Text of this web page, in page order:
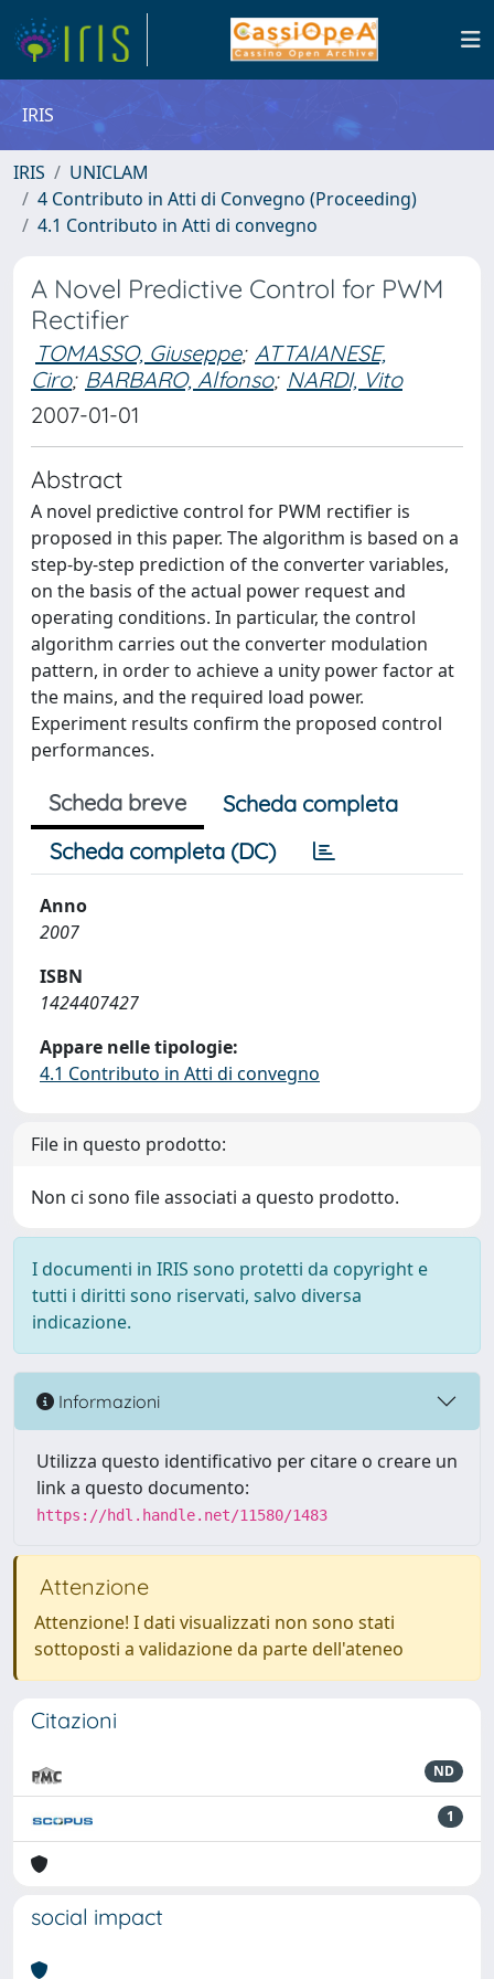
IRIS
IRIS
UNICLAM
4 Contributo in Atti di Convegno (Proceeding)
4.1 Contributo in Atti di convegno
A Novel Predictive Control for PWM
Rectifier
TOMASSO, Giuseppe; ATTAIANESE,
Ciro; BARBARO, Alfonso; NARDI, Vito
2007-01-01
Abstract
A novel predictive control for PWM rectifier is
proposed in this paper. The algorithm is based on a
step-by-step prediction of the converter variables,
on the basis of the actual power request and
operating conditions. In particular, the control
algorithm carries out the converter modulation
pattern, in order to achieve a unity power factor at
the mains, and the required load power.
Experiment results confirm the proposed control
performances.
Scheda breve
Scheda completa
Scheda completa (DC)
Anno
2007
ISBN
1424407427
Appare nelle tipologie:
4.1 Contributo in Atti di convegno
File in questo prodotto:
Non ci sono file associati a questo prodotto.
I documenti in IRIS sono protetti da copyright e
tutti i diritti sono riservati, salvo diversa
indicazione.
Informazioni
Utilizza questo identificativo per citare o creare un
link a questo documento:
https://hdl.handle.net/11580/1483
Attenzione
Attenzione! I dati visualizzati non sono stati
sottoposti a validazione da parte dell'ateneo
Citazioni
ND
1
social impact